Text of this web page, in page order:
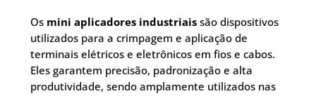
Os mini aplicadores industriais são dispositivos
utilizados para a crimpagem e aplicação de
terminais elétricos e eletrônicos em fios e cabos.
Eles garantem precisão, padronização e alta
produtividade, sendo amplamente utilizados nas